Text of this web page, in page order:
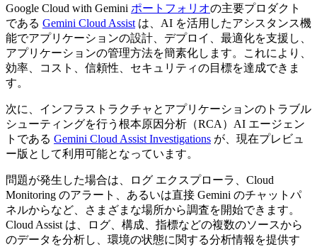
Google Cloud with Gemini ポートフォリオの主要プロダクト
である Gemini Cloud Assist は、AI を活用したアシスタンス機
能でアプリケーションの設計、デプロイ、最適化を支援し、
アプリケーションの管理方法を簡素化します。これにより、
効率、コスト、信頼性、セキュリティの目標を達成できま
す。
次に、インフラストラクチャとアプリケーションのトラブル
シューティングを行う根本原因分析（RCA）AI エージェン
トである Gemini Cloud Assist Investigations が、現在プレビュ
ー版として利用可能となっています。
問題が発生した場合は、ログ エクスプローラ、Cloud
Monitoring のアラート、あるいは直接 Gemini のチャットパ
ネルからなど、さまざまな場所から調査を開始できます。
Cloud Assist は、ログ、構成、指標などの複数のソースから
のデータを分析し、環境の状態に関する分析情報を提供す